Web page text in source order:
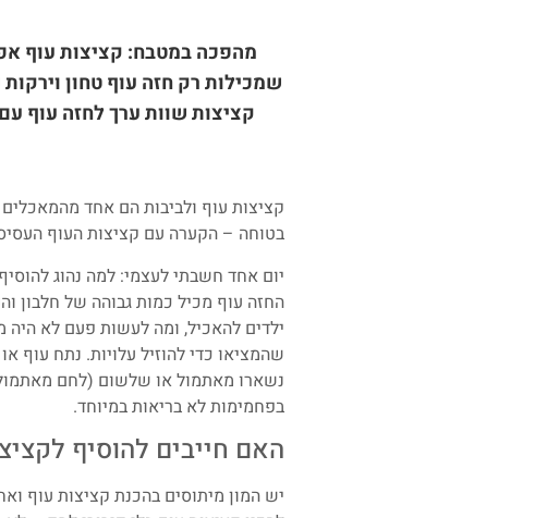
מהפכה במטבח: קציצות עוף
שמכילות רק חזה עוף טחון
קציצות שוות ערך לחזה עוף
קציצות עוף ולביבות הם אחד
בטוחה – הקערה עם קציצות העוף
יום אחד חשבתי לעצמי: למה נהוג
ילדים להאכיל, ומה לעשות פעם לא
שהמציאו כדי להוזיל עלויות. נתח עוף
נשארו מאתמול או שלשום (לחם
בפחמימות לא בריאות במיוחד.
האם חייבים להוסיף
יש המון מיתוסים בהכנת קציצות עוף